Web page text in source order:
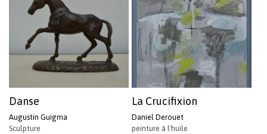
Danse
Augustin Guigma
Sculpture
La Crucifixion
Daniel Derouet
peinture à l'huile